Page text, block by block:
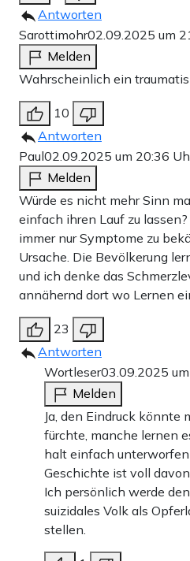
Antworten
Sarottimohr02.09.2025 um
Melden
Wahrscheinlich ein
10
Antworten
Paul02.09.2025 um 20:36
Melden
Würde es nicht mehr Sinn
einfach ihren Lauf zu
immer nur Symptome zu
Ursache. Die Bevölkerung
und ich denke das
annähernd dort wo Lernen
23
Antworten
Wortleser03.09.2025
Melden
Ja, den Eindruck könnte
fürchte, manche lernen
halt einfach
Geschichte ist voll davon.
Ich persönlich werde
suizidales Volk als
stellen.